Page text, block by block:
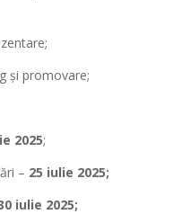
și promovare;
2025;
– 25 iulie 2025;
iulie 2025;